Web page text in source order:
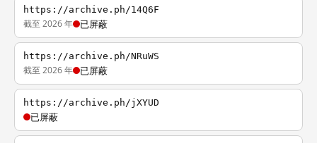
https://archive.ph/14Q6F
截至 2026 年 已屏蔽
https://archive.ph/NRuWS
截至 2026 年 已屏蔽
https://archive.ph/jXYUD
已屏蔽